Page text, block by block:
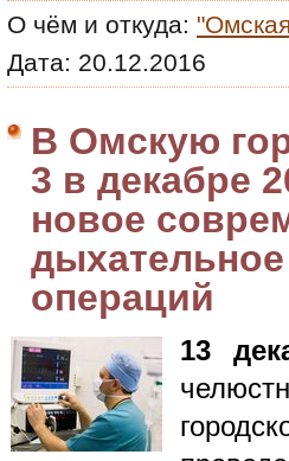
О чём и откуда:
Дата: 20.12.2016
В Омскую
3 в декабре
новое
операций
13